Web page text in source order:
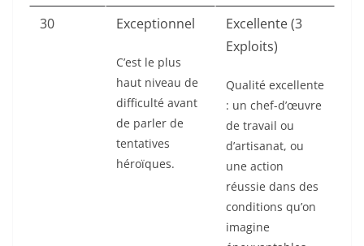
30 Exceptionnel
C’est le plus
haut niveau de
difficulté avant
de parler de
tentatives
héroïques.
Excellente (3
Exploits)
Qualité excellente
: un chef-d’œuvre
de travail ou
d’artisanat, ou
une action
réussie dans des
conditions qu’on
imagine